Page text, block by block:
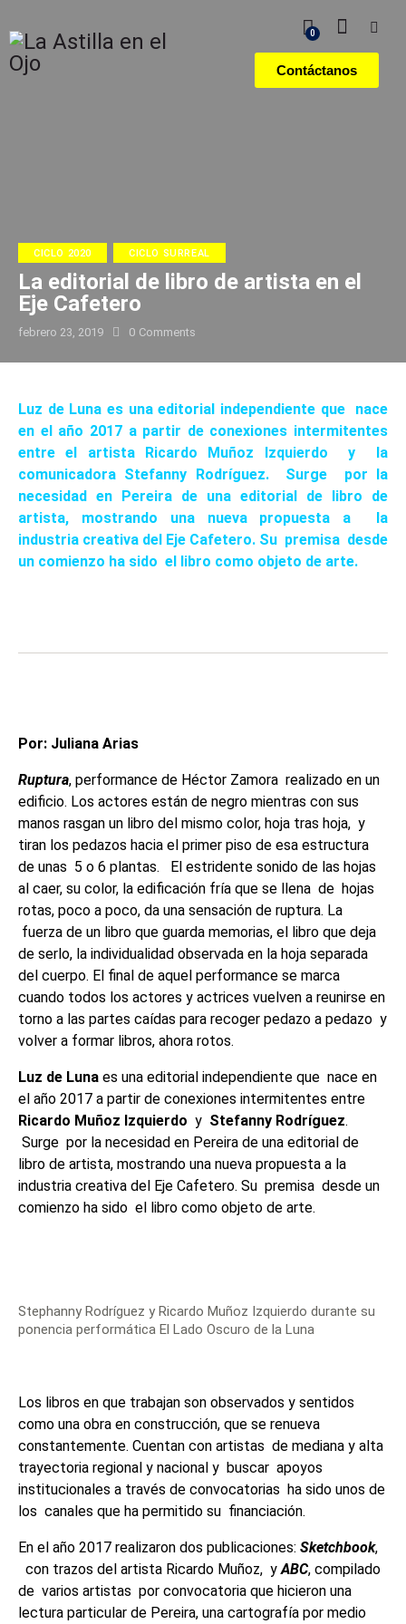
0
Contáctanos
CICLO 2020 CICLO SURREAL
La editorial de libro de artista en el
Eje Cafetero
febrero 23, 2019 0 Comments
Luz de Luna es una editorial independiente que nace
en el año 2017 a partir de conexiones intermitentes
entre el artista Ricardo Muñoz Izquierdo y la
comunicadora Stefanny Rodríguez. Surge por la
necesidad en Pereira de una editorial de libro de
artista, mostrando una nueva propuesta a la
industria creativa del Eje Cafetero. Su premisa desde
un comienzo ha sido el libro como objeto de arte.
Por: Juliana Arias
Ruptura, performance de Héctor Zamora realizado en un
edificio. Los actores están de negro mientras con sus
manos rasgan un libro del mismo color, hoja tras hoja, y
tiran los pedazos hacia el primer piso de esa estructura
de unas 5 o 6 plantas. El estridente sonido de las hojas
al caer, su color, la edificación fría que se llena de hojas
rotas, poco a poco, da una sensación de ruptura. La
fuerza de un libro que guarda memorias, el libro que deja
de serlo, la individualidad observada en la hoja separada
del cuerpo. El final de aquel performance se marca
cuando todos los actores y actrices vuelven a reunirse en
torno a las partes caídas para recoger pedazo a pedazo y
volver a formar libros, ahora rotos.
Luz de Luna es una editorial independiente que nace en
el año 2017 a partir de conexiones intermitentes entre
Ricardo Muñoz Izquierdo y Stefanny Rodríguez.
Surge por la necesidad en Pereira de una editorial de
libro de artista, mostrando una nueva propuesta a la
industria creativa del Eje Cafetero. Su premisa desde un
comienzo ha sido el libro como objeto de arte.
Stephanny Rodríguez y Ricardo Muñoz Izquierdo durante su
ponencia performática El Lado Oscuro de la Luna
Los libros en que trabajan son observados y sentidos
como una obra en construcción, que se renueva
constantemente. Cuentan con artistas de mediana y alta
trayectoria regional y nacional y buscar apoyos
institucionales a través de convocatorias ha sido unos de
los canales que ha permitido su financiación.
En el año 2017 realizaron dos publicaciones: Sketchbook,
con trazos del artista Ricardo Muñoz, yABC, compilado
de varios artistas por convocatoria que hicieron una
lectura particular de Pereira, una cartografía por medio